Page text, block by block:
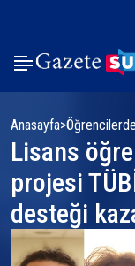
Anasayfa
Lisans
projesi
desteği